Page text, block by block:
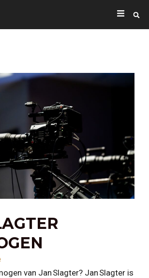
van Jan Slagter? Jan Slagter is